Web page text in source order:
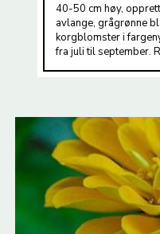
40-50 cm høy,
avlange, grågrønne
korgblomster i
fra juli til september.